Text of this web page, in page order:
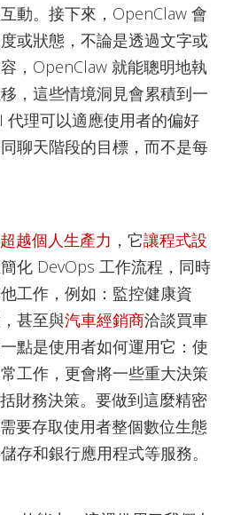
動。接下來，OpenClaw 會
或狀態，不論是透過文字或
，OpenClaw 就能聰明地執
，這些情境洞見會累積到一
代理可以適應使用者的偏好
聊天階段的目標，而不是每
超越個人生產力 ，它讓程式設
化 DevOps 工作流程，同時
工作，例如：監控健康資
甚至與汽車經銷商洽談買車
點是使用者如何運用它：使
工作，更會將一些重大決策
財務決策。要做到這麼精密
要存取使用者整個數位生態
存和銀行應用程式等服務。